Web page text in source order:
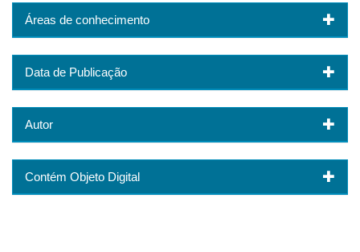
Áreas de conhecimento
Data de Publicação
Autor
Contém Objeto Digital